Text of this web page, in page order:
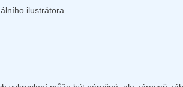
ilustrátora